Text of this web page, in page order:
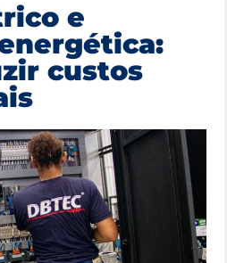
e
custos